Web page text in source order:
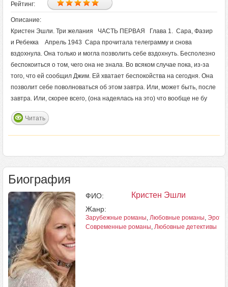
Рейтинг:
Описание:
Кристен Эшли. Три желания ЧАСТЬ ПЕРВАЯ Глава 1. Сара, Фазир
и Ребекка Апрель 1943 Сара прочитала телеграмму и снова
вздохнула. Она только и могла позволить себе вздохнуть. Бесполезно
беспокоиться о том, чего она не знала. Во всяком случае пока, из-за
того, что ей сообщил Джим. Ей хватает беспокойства на сегодня. Она
позволит себе поволноваться об этом завтра. Или, может быть, после
завтра. Или, скорее всего, (она надеялась на это) что вообще не бу
Читать
Биография
ФИО: Кристен Эшли
Жанр:
Зарубежные романы, Любовные романы,
Современные романы, Любовные детективы